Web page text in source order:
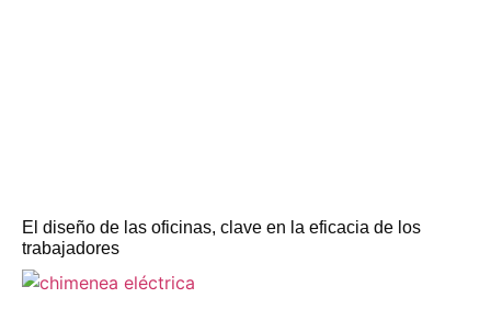
El diseño de las oficinas, clave en la eficacia de los
trabajadores